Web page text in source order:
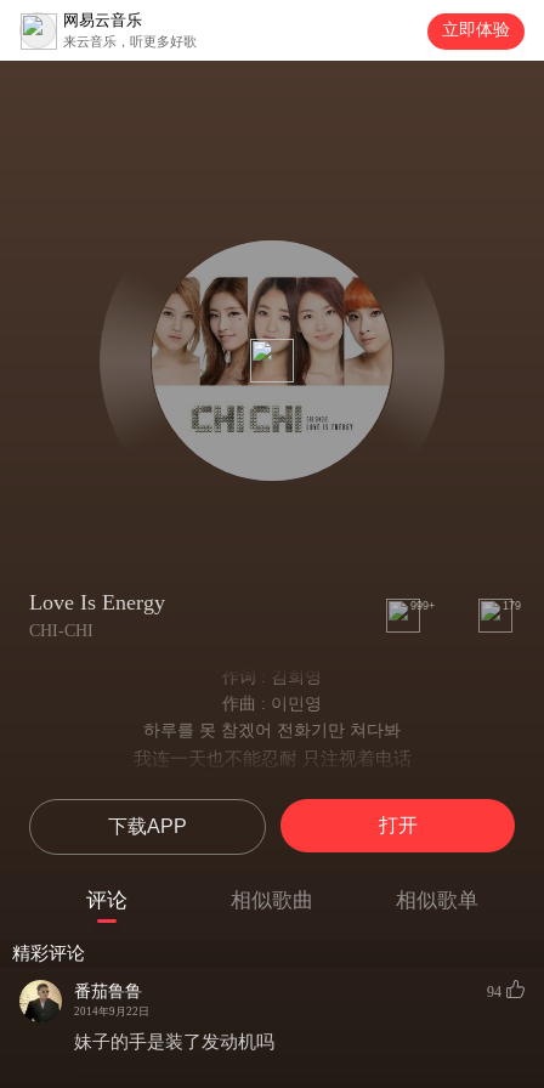
网易云音乐
来云音乐，听更多好歌
立即体验
Love Is Energy
CHI-CHI
999+ 179
作词 : 김희영
作曲 : 이민영
하루를 못 참겠어 전화기만 쳐다봐
我连一天也不能忍耐 只注视着电话
就连一分钟也不能忍耐 满脑子都在想你
내 맘 모르는 그 눈빛이
都不明白我的心 那个眼神
让我快疯掉了
내가 니 여자일 거라는 생각엔 아무런 표정이 대답이 없지
从你脸上完全看不出 我是不是你女朋友这样的答案
그래도 넌 아직 나의 에너지 숨이 막혀오는 나의 시너지
下载APP 打开
评论 相似歌曲 相似歌单
精彩评论
番茄鲁鲁
2014年9月22日
94
妹子的手是装了发动机吗